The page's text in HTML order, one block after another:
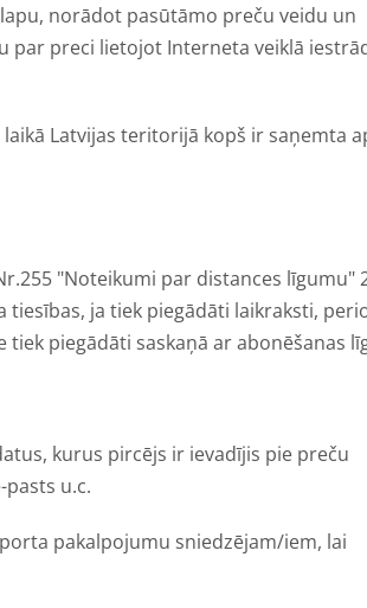
norādot pasūtāmo preču veidu un
par preci lietojot Interneta veiklā
Latvijas teritorijā kopš ir saņemta
"Noteikumi par distances līgumu"
ja tiek piegādāti laikraksti,
piegādāti saskaņā ar abonēšanas
kurus pircējs ir ievadījis pie preču
u.c.
pakalpojumu sniedzējam/iem, lai